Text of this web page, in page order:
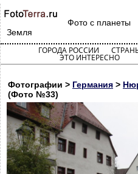
Фото с планеты
Земля
ГОРОДА РОССИИ
ЭТО ИНТЕРЕСНО
Фотографии > Германия >
(Фото №33)